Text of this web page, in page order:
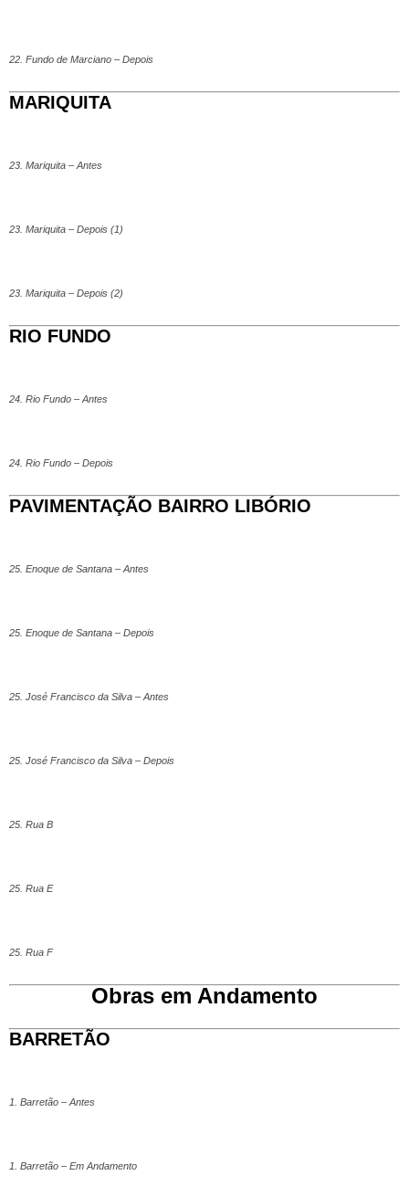
22. Fundo de Marciano – Depois
MARIQUITA
23. Mariquita – Antes
23. Mariquita – Depois (1)
23. Mariquita – Depois (2)
RIO FUNDO
24. Rio Fundo – Antes
24. Rio Fundo – Depois
PAVIMENTAÇÃO BAIRRO LIBÓRIO
25. Enoque de Santana – Antes
25. Enoque de Santana – Depois
25. José Francisco da Silva – Antes
25. José Francisco da Silva – Depois
25. Rua B
25. Rua E
25. Rua F
Obras em Andamento
BARRETÃO
1. Barretão – Antes
1. Barretão – Em Andamento